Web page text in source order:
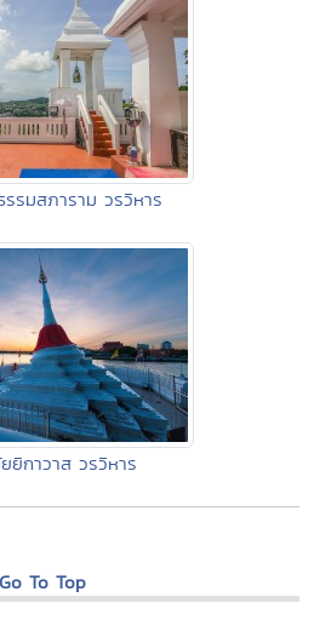
รมสภาราม วรวิหาร
ยิกาวาส วรวิหาร
Go To Top